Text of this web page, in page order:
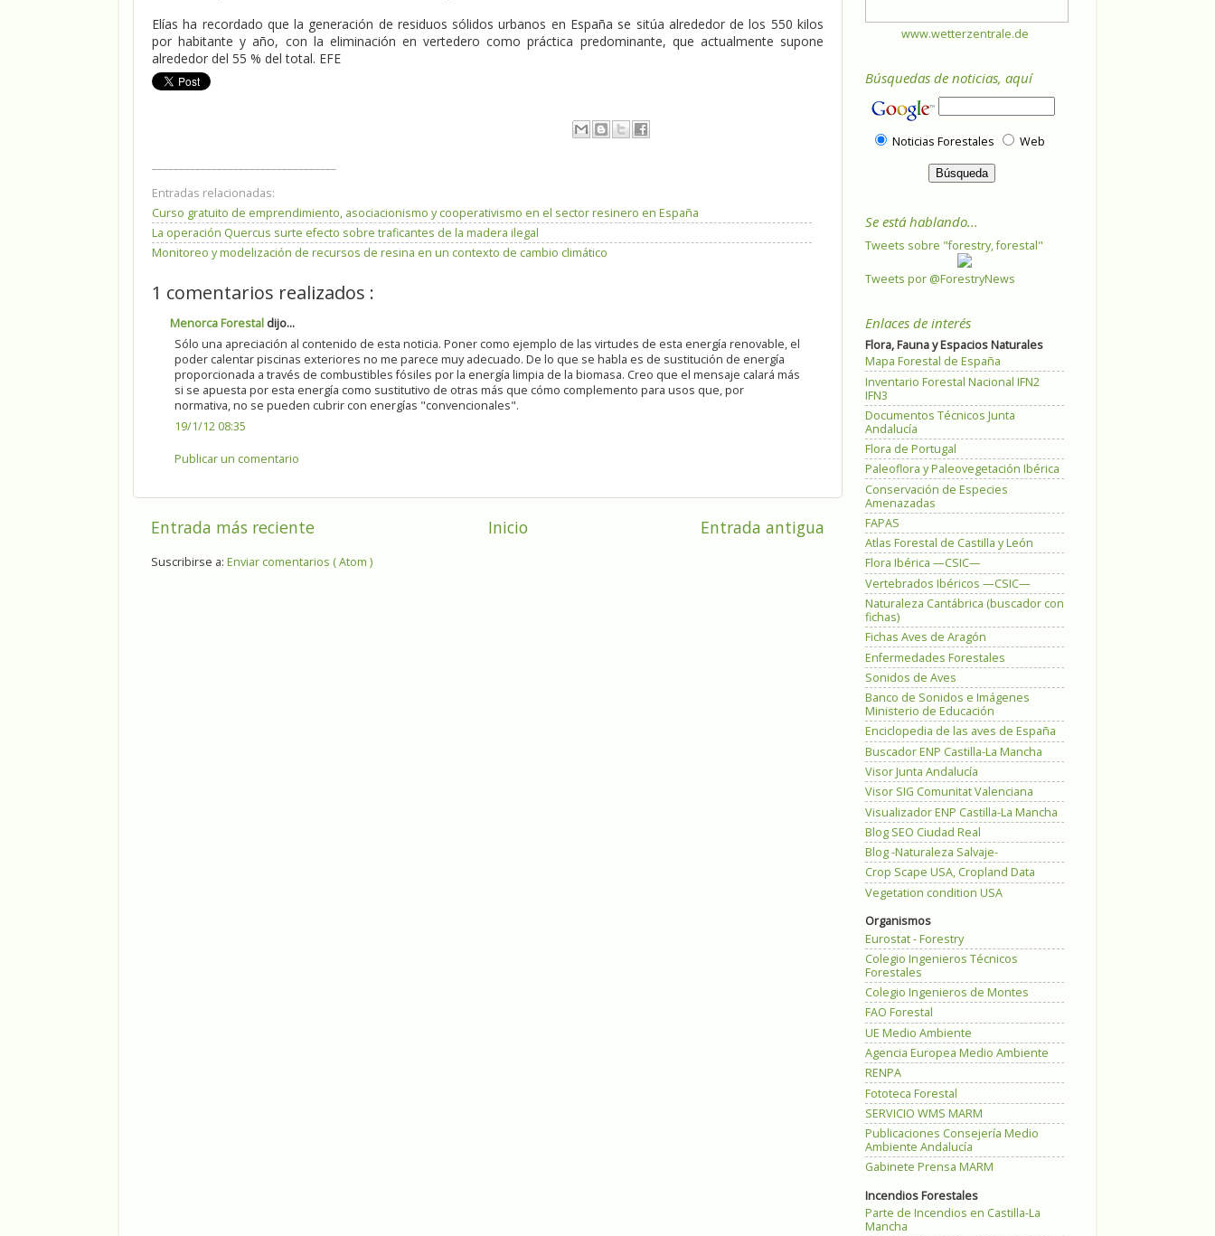
Elías ha recordado que la generación de residuos sólidos urbanos en España se sitúa alrededor de los 550 kilos
por habitante y año, con la eliminación en vertedero como práctica predominante, que actualmente supone
alrededor del 55 % del total. EFE
Entradas relacionadas:
Curso gratuito de emprendimiento, asociacionismo y cooperativismo en el sector resinero en España
La operación Quercus surte efecto sobre traficantes de la madera ilegal
Monitoreo y modelización de recursos de resina en un contexto de cambio climático
1 comentarios realizados :
Menorca Forestal dijo...
Sólo una apreciación al contenido de esta noticia. Poner como ejemplo de las virtudes de esta energía renovable, el
poder calentar piscinas exteriores no me parece muy adecuado. De lo que se habla es de sustitución de energía
proporcionada a través de combustibles fósiles por la energía limpia de la biomasa. Creo que el mensaje calará más
si se apuesta por esta energía como sustitutivo de otras más que cómo complemento para usos que, por
normativa, no se pueden cubrir con energías "convencionales".
19/1/12 08:35
Publicar un comentario
Entrada más reciente Entrada antigua
Inicio
Suscribirse a: Enviar comentarios ( Atom )
www.wetterzentrale.de
Búsquedas de noticias, aquí
Noticias Forestales Web
Se está hablando...
Tweets sobre "forestry, forestal"
Tweets por @ForestryNews
Enlaces de interés
Flora, Fauna y Espacios Naturales
Mapa Forestal de España
Inventario Forestal Nacional IFN2
IFN3
Documentos Técnicos Junta
Andalucía
Flora de Portugal
Paleoflora y Paleovegetación Ibérica
Conservación de Especies
Amenazadas
FAPAS
Atlas Forestal de Castilla y León
Flora Ibérica —CSIC—
Vertebrados Ibéricos —CSIC—
Naturaleza Cantábrica (buscador con
fichas)
Fichas Aves de Aragón
Enfermedades Forestales
Sonidos de Aves
Banco de Sonidos e Imágenes
Ministerio de Educación
Enciclopedia de las aves de España
Buscador ENP Castilla-La Mancha
Visor Junta Andalucía
Visor SIG Comunitat Valenciana
Visualizador ENP Castilla-La Mancha
Blog SEO Ciudad Real
Blog -Naturaleza Salvaje-
Crop Scape USA, Cropland Data
Vegetation condition USA
Organismos
Eurostat - Forestry
Colegio Ingenieros Técnicos
Forestales
Colegio Ingenieros de Montes
FAO Forestal
UE Medio Ambiente
Agencia Europea Medio Ambiente
RENPA
Fototeca Forestal
SERVICIO WMS MARM
Publicaciones Consejería Medio
Ambiente Andalucía
Gabinete Prensa MARM
Incendios Forestales
Parte de Incendios en Castilla-La
Mancha